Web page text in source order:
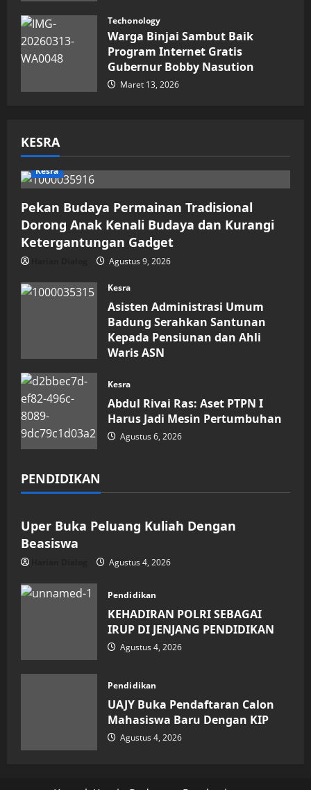
Techonology
Warga Binjai Sambut Baik
Program Internet Gratis
Gubernur Bobby Nasution
Maret 13, 2026
KESRA
Kesra
Pekan Budaya Permainan Tradisional
Dorong Anak Kenali Budaya dan Kurangi
Ketergantungan Gadget
Agustus 9, 2026
Kesra
Asisten Administrasi Umum
Badung Serahkan Santunan
Kepada Pensiunan dan Ahli
Waris ASN
Kesra
Abdul Rivai Ras: Aset PTPN I
Harus Jadi Mesin Pertumbuhan
Agustus 6, 2026
PENDIDIKAN
Pendidikan
Uper Buka Peluang Kuliah Dengan
Beasiswa
Agustus 4, 2026
Pendidikan
KEHADIRAN POLRI SEBAGAI
IRUP DI JENJANG PENDIDIKAN
Agustus 4, 2026
Pendidikan
UAJY Buka Pendaftaran Calon
Mahasiswa Baru Dengan KIP
Agustus 4, 2026